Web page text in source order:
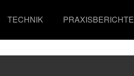
TECHNIK PRAXISBERICHTE